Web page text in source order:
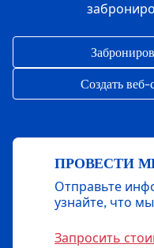
Создать веб-
ПРОВЕСТИ
Отправьте
узнайте, что
Запросить